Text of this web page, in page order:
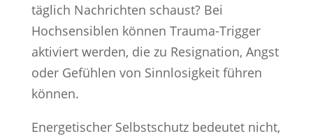
täglich Nachrichten schaust? Bei
Hochsensiblen können Trauma-Trigger
aktiviert werden, die zu Resignation, Angst
oder Gefühlen von Sinnlosigkeit führen
können.
Energetischer Selbstschutz bedeutet nicht,